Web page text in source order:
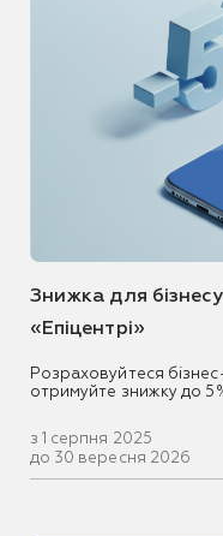
Знижка для
«Епіцентрі»
Розраховуйтеся
отримуйте знижку до
з 1 серпня 2025
до 30 вересня 2026